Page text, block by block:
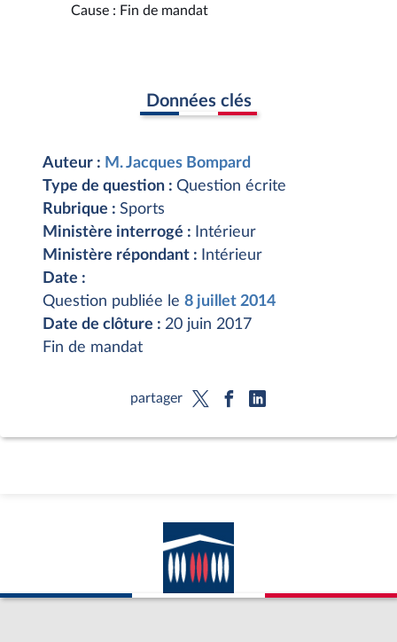
Cause : Fin de mandat
Données clés
Auteur : M. Jacques Bompard
Type de question : Question écrite
Rubrique : Sports
Ministère interrogé :
Intérieur
Ministère répondant :
Intérieur
Date :
Question publiée le 8 juillet 2014
Date de clôture : 20 juin 2017
Fin de mandat
partager